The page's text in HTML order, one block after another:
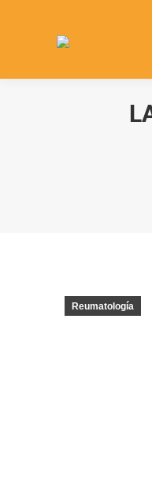
Reumatología